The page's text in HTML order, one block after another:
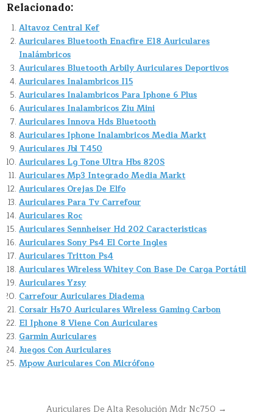
Relacionado:
Altavoz Central Kef
Auriculares Bluetooth Enacfire E18 Auriculares
Inalámbricos
Auriculares Bluetooth Arbily Auriculares Deportivos
Auriculares Inalambricos I15
Auriculares Inalambricos Para Iphone 6 Plus
Auriculares Inalambricos Ziu Mini
Auriculares Innova Hds Bluetooth
Auriculares Iphone Inalambricos Media Markt
Auriculares Jbl T450
Auriculares Lg Tone Ultra Hbs 820S
Auriculares Mp3 Integrado Media Markt
Auriculares Orejas De Elfo
Auriculares Para Tv Carrefour
Auriculares Roc
Auriculares Sennheiser Hd 202 Caracteristicas
Auriculares Sony Ps4 El Corte Ingles
Auriculares Tritton Ps4
Auriculares Wireless Whitey Con Base De Carga Portátil
Auriculares Yzsy
Carrefour Auriculares Diadema
Corsair Hs70 Auriculares Wireless Gaming Carbon
El Iphone 8 Viene Con Auriculares
Garmin Auriculares
Juegos Con Auriculares
Mpow Auriculares Con Micrófono
Auriculares De Alta Resolución Mdr Nc750 →